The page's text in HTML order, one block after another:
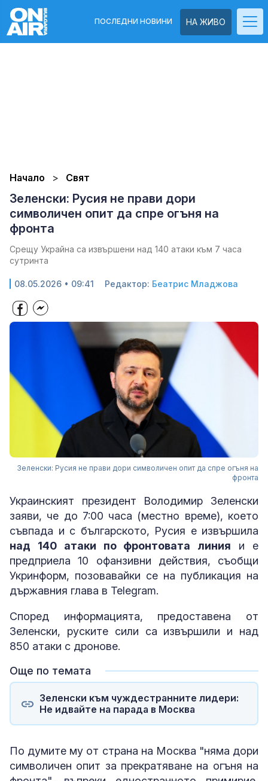
НА ЖИВО
ПОСЛЕДНИ НОВИНИ
Начало Свят
Зеленски: Русия не прави дори
символичен опит да спре огъня на
фронта
Срещу Украйна са извършени над 140 атаки към 7 часа
сутринта
08.05.2026 • 09:41 Редактор: Беатрис Младжова
Зеленски: Русия не прави дори символичен опит да спре огъня на
фронта
Украинският президент Володимир Зеленски
заяви, че до 7:00 часа (местно време), което
съвпада и с българското, Русия е извършила
над 140 атаки по фронтовата линия и е
предприела 10 офанзивни действия, съобщи
Укринформ, позовавайки се на публикация на
държавния глава в Telegram.
Според информацията, предоставена от
Зеленски, руските сили са извършили и над
850 атаки с дронове.
Още по темата
Зеленски към чуждестранните лидери:
Не идвайте на парада в Москва
По думите му от страна на Москва "няма дори
символичен опит за прекратяване на огъня на